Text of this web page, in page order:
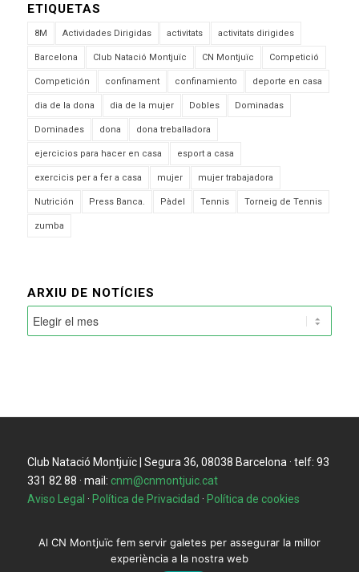
ETIQUETAS
8M Actividades Dirigidas activitats activitats dirigides
Barcelona Club Natació Montjuïc CN Montjuïc Competició
Competición confinament confinamiento deporte en casa
dia de la dona dia de la mujer Dobles Dominadas
Dominades dona dona treballadora
ejercicios para hacer en casa esport a casa
exercicis per a fer a casa mujer mujer trabajadora
Nutrición Press Banca. Pàdel Tennis Torneig de Tennis
zumba
ARXIU DE NOTÍCIES
Club Natació Montjuïc | Segura 36, 08038 Barcelona · telf: 93
331 82 88 · mail: cnm@cnmontjuic.cat
Aviso Legal · Política de Privacidad · Política de cookies
Al CN Montjuïc fem servir galetes per assegurar la millor
experiència a la nostra web